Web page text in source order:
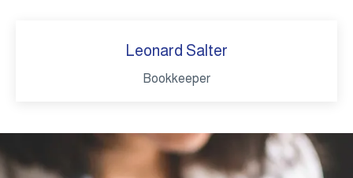
Leonard Salter
Bookkeeper